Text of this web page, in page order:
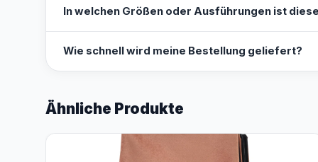
In welchen Größen oder Ausführungen ist
Wie schnell wird meine Bestellung geliefert?
Ähnliche Produkte